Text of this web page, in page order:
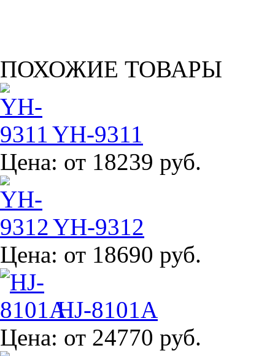
ПОХОЖИЕ ТОВАРЫ
YH-9311
Цена: от 18239 руб.
YH-9312
Цена: от 18690 руб.
HJ-8101A
Цена: от 24770 руб.